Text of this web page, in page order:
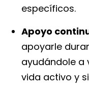
específicos.
Apoyo
apoyarle
ayudándole a
vida activo y